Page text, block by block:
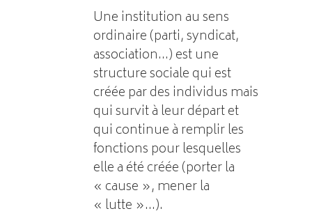
Une institution au sens
ordinaire (parti, syndicat,
association…) est une
structure sociale qui est
créée par des individus mais
qui survit à leur départ et
qui continue à remplir les
fonctions pour lesquelles
elle a été créée (porter la
« cause », mener la
« lutte »…).